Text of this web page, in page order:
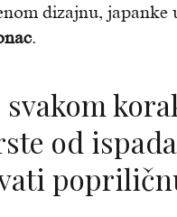
dizajnu, japanke
.
od